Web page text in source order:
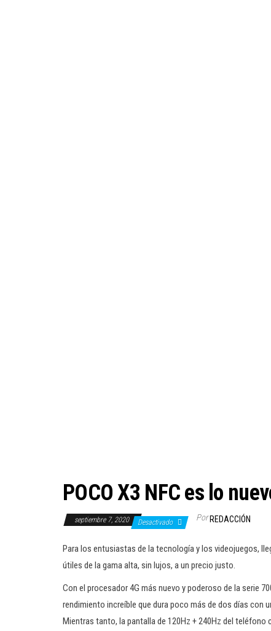
POCO X3 NFC es lo
septiembre 7, 2020 Desactivado Por REDACCIÓN
Para los entusiastas de la tecnología y los videojuegos,
útiles de la gama alta, sin lujos, a un precio justo.
Con el procesador 4G más nuevo y poderoso de la serie
rendimiento increíble que dura poco más de dos días con
Mientras tanto, la pantalla de 120Hz + 240Hz del teléfono